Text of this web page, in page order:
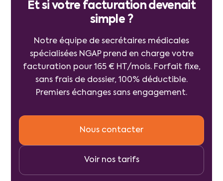
Et si votre facturation devenait
simple ?
Notre équipe de secrétaires médicales
spécialisées NGAP prend en charge votre
facturation pour 165 € HT/mois. Forfait fixe,
sans frais de dossier, 100% déductible.
Premiers échanges sans engagement.
Nous contacter
Voir nos tarifs